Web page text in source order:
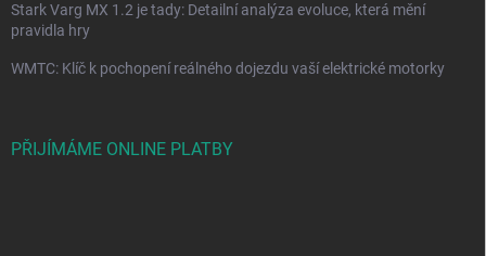
Stark Varg MX 1.2 je tady: Detailní analýza evoluce, která mění
pravidla hry
WMTC: Klíč k pochopení reálného dojezdu vaší elektrické motorky
PŘIJÍMÁME ONLINE PLATBY